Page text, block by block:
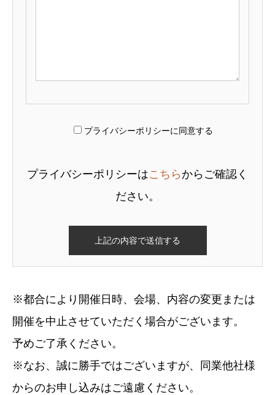
プライバシーポリシーに同意する
プライバシーポリシーはこちらからご確認く
ださい。
※都合により開催日時、会場、内容の変更または
開催を中止させていただく場合がございます。
予めご了承ください。
※なお、誠に勝手ではございますが、同業他社様
からのお申し込みはご遠慮ください。